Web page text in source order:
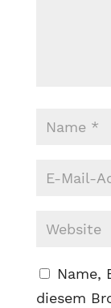
Name,
diesem